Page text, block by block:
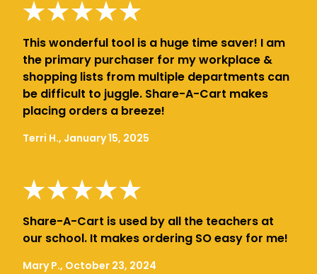
This wonderful tool is a huge time saver! I am
the primary purchaser for my workplace &
shopping lists from multiple departments can
be difficult to juggle. Share-A-Cart makes
placing orders a breeze!
Terri H., January 15, 2025
Share-A-Cart is used by all the teachers at
our school. It makes ordering SO easy for me!
Mary P., October 23, 2024